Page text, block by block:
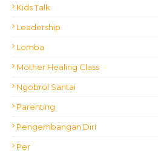
Kids Talk
Leadership
Lomba
Mother Healing Class
Ngobrol Santai
Parenting
Pengembangan Diri
Per